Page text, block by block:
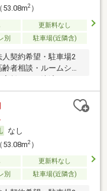
53.08m2）
更新料なし
別 駐車場(近隣含)
契約希望・駐車場2
者相談・ルームシェ
賃カード決済可
なし
53.08m2）
更新料なし
別 駐車場(近隣含)